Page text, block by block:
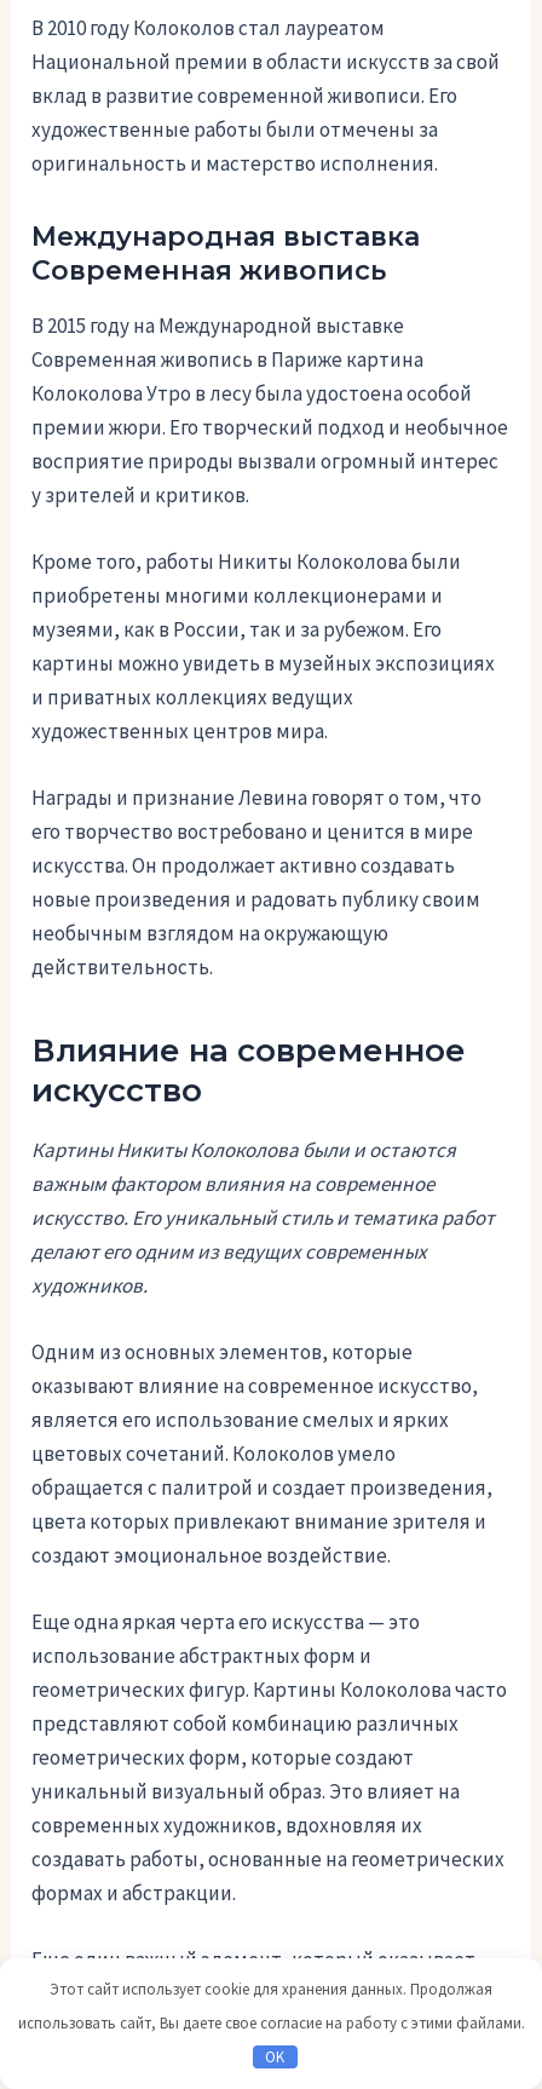
В 2010 году Колоколов стал лауреатом
Национальной премии в области искусств за свой
вклад в развитие современной живописи. Его
художественные работы были отмечены за
оригинальность и мастерство исполнения.
Международная выставка
Современная живопись
В 2015 году на Международной выставке
Современная живопись в Париже картина
Колоколова Утро в лесу была удостоена особой
премии жюри. Его творческий подход и необычное
восприятие природы вызвали огромный интерес
у зрителей и критиков.
Кроме того, работы Никиты Колоколова были
приобретены многими коллекционерами и
музеями, как в России, так и за рубежом. Его
картины можно увидеть в музейных экспозициях
и приватных коллекциях ведущих
художественных центров мира.
Награды и признание Левина говорят о том, что
его творчество востребовано и ценится в мире
искусства. Он продолжает активно создавать
новые произведения и радовать публику своим
необычным взглядом на окружающую
действительность.
Влияние на современное
искусство
Картины Никиты Колоколова были и остаются
важным фактором влияния на современное
искусство. Его уникальный стиль и тематика работ
делают его одним из ведущих современных
художников.
Одним из основных элементов, которые
оказывают влияние на современное искусство,
является его использование смелых и ярких
цветовых сочетаний. Колоколов умело
обращается с палитрой и создает произведения,
цвета которых привлекают внимание зрителя и
создают эмоциональное воздействие.
Еще одна яркая черта его искусства — это
использование абстрактных форм и
геометрических фигур. Картины Колоколова часто
представляют собой комбинацию различных
геометрических форм, которые создают
уникальный визуальный образ. Это влияет на
современных художников, вдохновляя их
создавать работы, основанные на геометрических
формах и абстракции.
Еще один важный элемент, который оказывает
влияние на современное искусство, — это
тематика работ Колоколова. Автор часто
обращается к современным проблемам и
Этот сайт использует cookie для хранения данных. Продолжая
использовать сайт, Вы даете свое согласие на работу с этими файлами.
OK